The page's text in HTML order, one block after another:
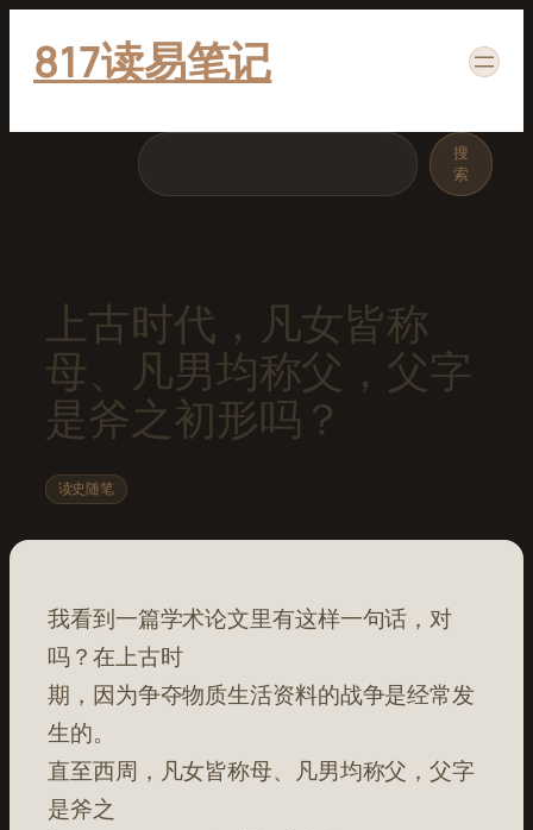
817读易笔记
搜
索
上古时代，凡女皆称
母、凡男均称父，父字
是斧之初形吗？
读史随笔
我看到一篇学术论文里有这样一句话，对
吗？在上古时
期，因为争夺物质生活资料的战争是经常发
生的。
直至西周，凡女皆称母、凡男均称父，父字
是斧之